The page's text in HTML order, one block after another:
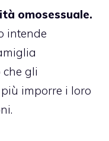
omosessuale.
intende
gli
imporre i loro